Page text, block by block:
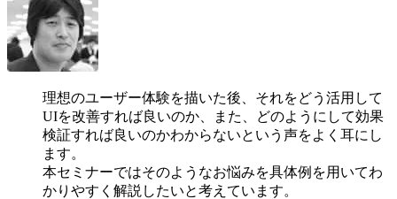
理想のユーザー体験を描いた後、それをどう活用して
UIを改善すれば良いのか、また、どのようにして効果
検証すれば良いのかわからないという声をよく耳にし
ます。
本セミナーではそのようなお悩みを具体例を用いてわ
かりやすく解説したいと考えています。